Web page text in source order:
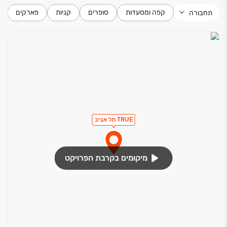
תחבורה קפה ומסעדות סופרים קניות פארקים
TRUE תל אביב
מיקומים בקרבת הפרויקט